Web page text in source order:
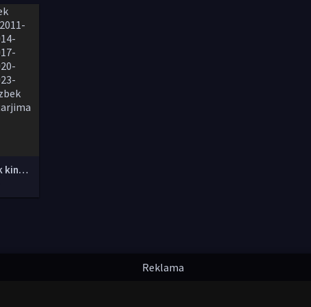
Yangi O'zbek kinolar 2010-2011-2012-2013-2014-2015-2016-2017-2018-2019-2020-2021-2022-2023-2024-2025 O'zbek tilida Uzbek tarjima Full HD